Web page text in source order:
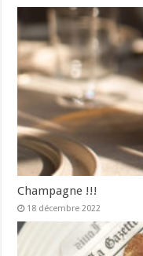
Champagne !!!
18 décembre 2022